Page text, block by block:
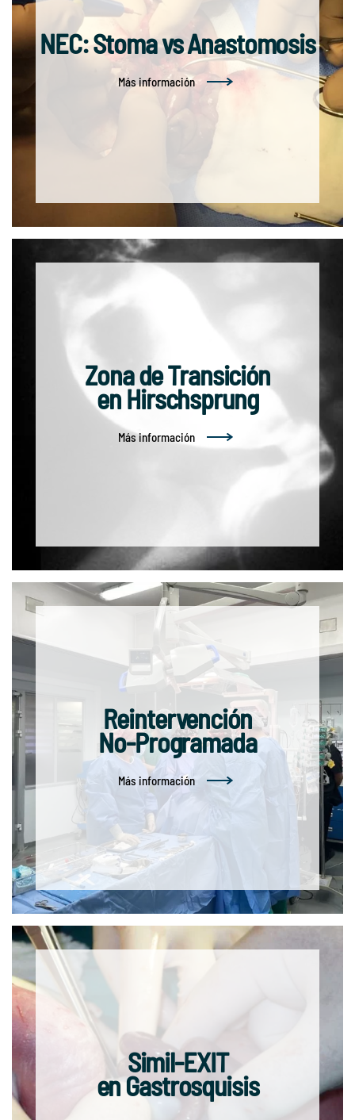
NEC: Stoma vs Anastomosis
Más información
Zona de Transición
en Hirschsprung
Más información
Reintervención
No-Programada
Más información
Simil-EXIT
en Gastrosquisis